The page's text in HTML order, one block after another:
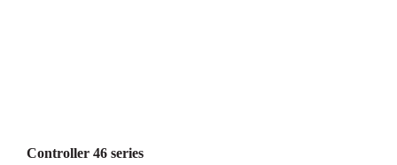
Controller 46 series